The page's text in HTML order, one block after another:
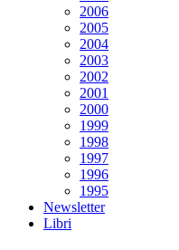
2006
2005
2004
2003
2002
2001
2000
1999
1998
1997
1996
1995
Newsletter
Libri